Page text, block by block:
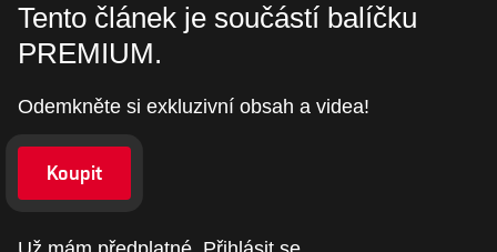
Tento článek je součástí balíčku
PREMIUM.
Odemkněte si exkluzivní obsah a videa!
Koupit